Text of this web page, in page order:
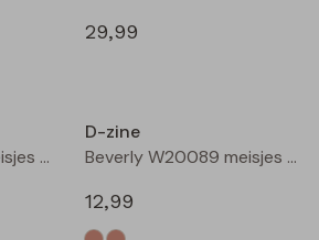
29,99
Beverly W20089 meisjes T-shirt korte mouw Ecru
D-zine
Beverly W20089 meisjes T-shirt korte mouw Ecru melee
12,99